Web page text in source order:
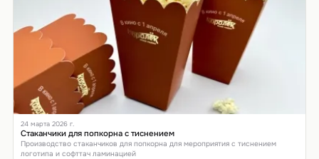
24 марта 2026 г.
Стаканчики для попкорна с тиснением
Производство стаканчиков для попкорна для мероприятия с тиснением
логотипа и софттач ламинацией